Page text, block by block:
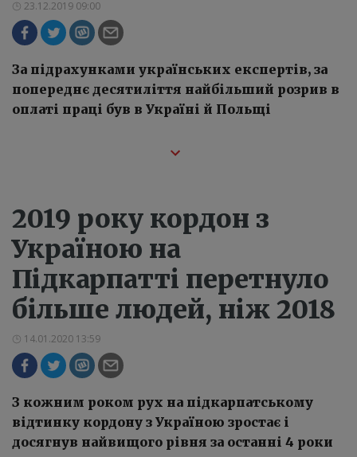
23.12.2019 09:00
За підрахунками українських експертів, за
попереднє десятиліття найбільший розрив в
оплаті праці був в Україні й Польщі
2019 року кордон з
Україною на
Підкарпатті перетнуло
більше людей, ніж 2018
14.01.2020 13:59
З кожним роком рух на підкарпатському
відтинку кордону з Україною зростає і
досягнув найвищого рівня за останні 4 роки